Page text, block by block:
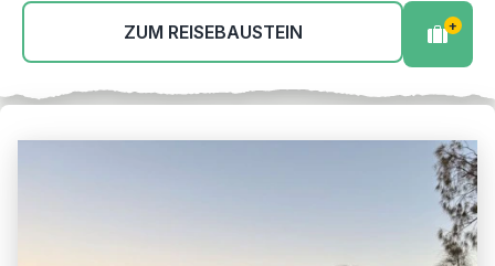
ZUM REISEBAUSTEIN +